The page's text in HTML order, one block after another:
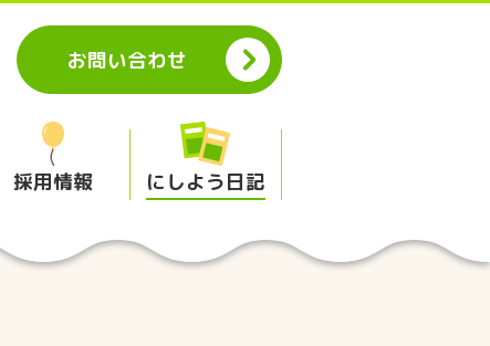
お問い合わせ
採用情報 にしよう日記